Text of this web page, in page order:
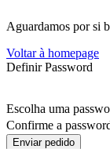
Aguardamos por si
Voltar à homepage
Definir Password
Escolha uma
Confirme a
Enviar pedido